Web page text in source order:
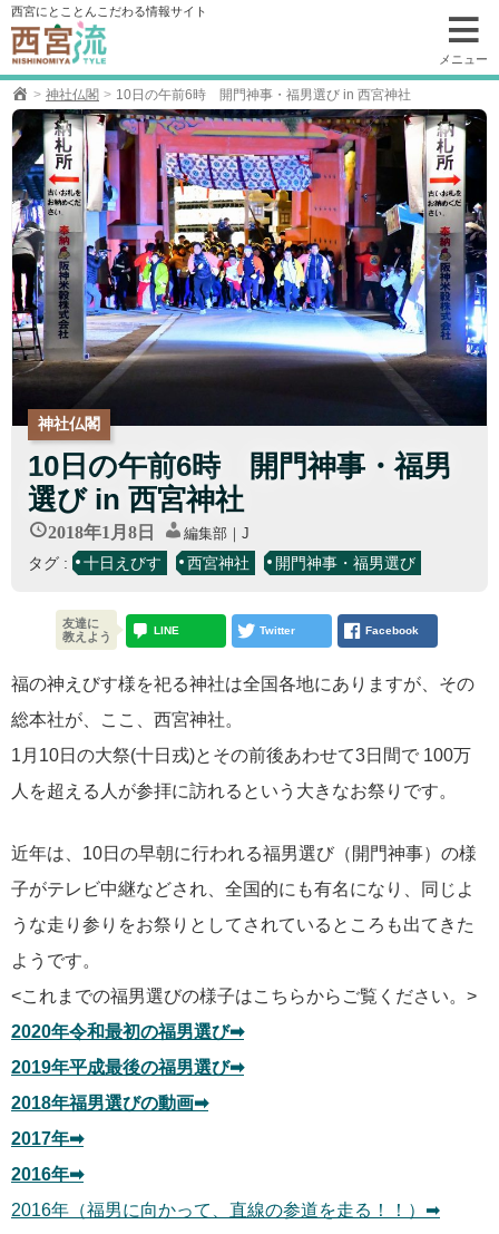
コ
ン
テ
ン
ツ
へ
動
西宮にとことんこだわる情報サイト
メニュー
神社仏閣 10日の午前6時 開門神事・福男選び in 西宮神社
神社仏閣
10日の午前6時 開門神事・福男
選び in 西宮神社
2018年1月8日 編集部｜J
タグ : 十日えびす 西宮神社 開門神事・福男選び
福の神えびす様を祀る神社は全国各地にありますが、その
総本社が、ここ、西宮神社。
1月10日の大祭(十日戎)とその前後あわせて3日間で 100万
人を超える人が参拝に訪れるという大きなお祭りです。
近年は、10日の早朝に行われる福男選び（開門神事）の様
子がテレビ中継などされ、全国的にも有名になり、同じよ
うな走り参りをお祭りとしてされているところも出てきた
ようです。
<これまでの福男選びの様子はこちらからご覧ください。>
2020年令和最初の福男選び➡︎
2019年平成最後の福男選び➡
2018年福男選びの動画➡︎
2017年➡︎
2016年➡︎
2016年（福男に向かって、直線の参道を走る！！）➡︎
友達に
教えよう
LINE Twitter Facebook